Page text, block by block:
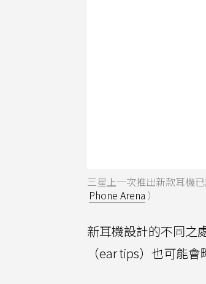
三星上一次推出新款耳機
Phone Arena ）
新耳機設計的不同之
（ear tips）也可能會